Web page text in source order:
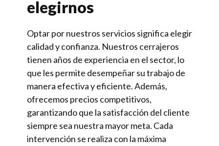
elegirnos
Optar por nuestros servicios significa elegir
calidad y confianza. Nuestros cerrajeros
tienen años de experiencia en el sector, lo
que les permite desempeñar su trabajo de
manera efectiva y eficiente. Además,
ofrecemos precios competitivos,
garantizando que la satisfacción del cliente
siempre sea nuestra mayor meta. Cada
intervención se realiza con la máxima